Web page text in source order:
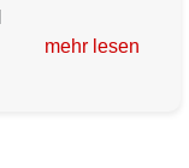
mehr lesen